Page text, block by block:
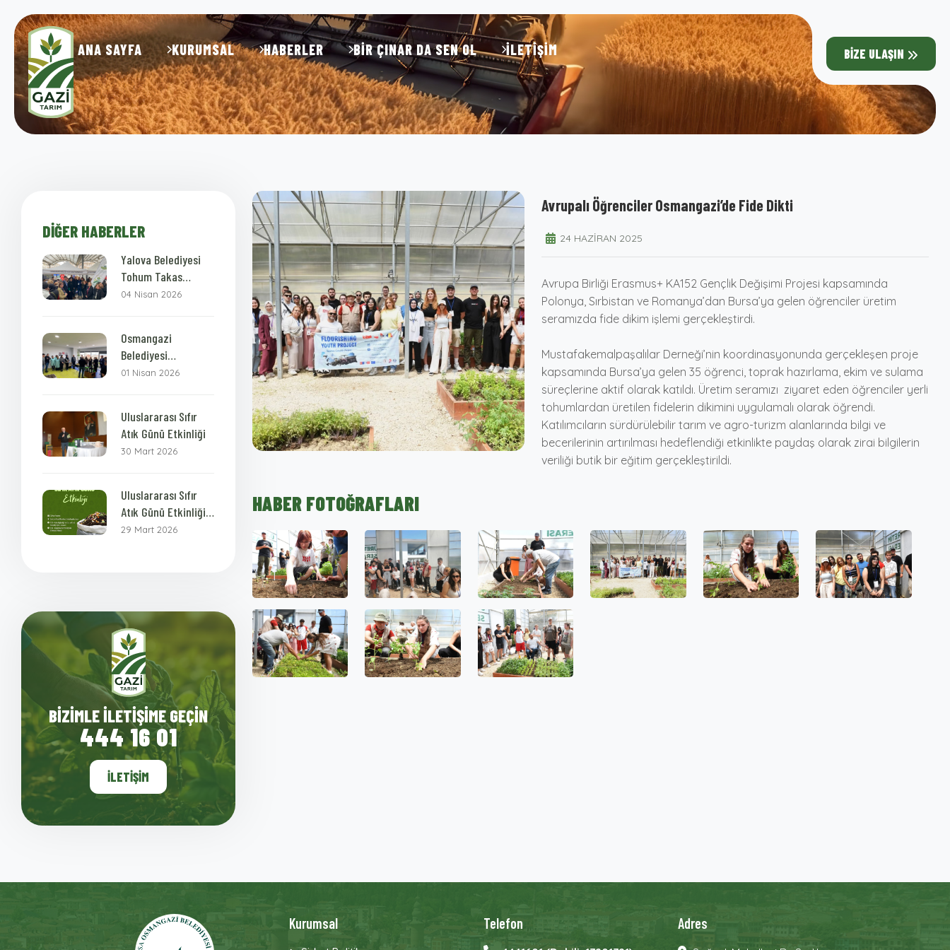
ANA SAYFA KURUMSAL HABERLER BIR ÇINAR DA SEN OL İLETIŞIM BIZE ULAŞIN
DIĞER HABERLER
Yalova Belediyesi
Tohum Takas
Şenliği
04 Nisan 2026
Osmangazi
Belediyesi
Personellerine
01 Nisan 2026
Uluslararası Sıfır
Atık Günü Etkinliği
30 Mart 2026
Uluslararası Sıfır
Atık Günü Etkinliği
Daveti
29 Mart 2026
BIZIMLE İLETIŞIME GEÇIN
444 16 01
İLETIŞIM
Avrupalı Öğrenciler Osmangazi’de Fide Dikti
24 HAZIRAN 2025
Avrupa Birliği Erasmus+ KA152 Gençlik Değişimi Projesi kapsamında
Polonya, Sırbistan ve Romanya’dan Bursa’ya gelen öğrenciler üretim
seramızda fide dikim işlemi gerçekleştirdi.
Mustafakemalpaşalılar Derneği’nin koordinasyonunda gerçekleşen proje
kapsamında Bursa’ya gelen 35 öğrenci, toprak hazırlama, ekim ve sulama
süreçlerine aktif olarak katıldı. Üretim seramızı ziyaret eden öğrenciler yerli
tohumlardan üretilen fidelerin dikimini uygulamalı olarak öğrendi.
Katılımcıların sürdürülebilir tarım ve agro-turizm alanlarında bilgi ve
becerilerinin artırılması hedeflendiği etkinlikte paydaş olarak zirai bilgilerin
veriliği butik bir eğitim gerçekleştirildi.
HABER FOTOĞRAFLARI
Kurumsal Telefon Adres